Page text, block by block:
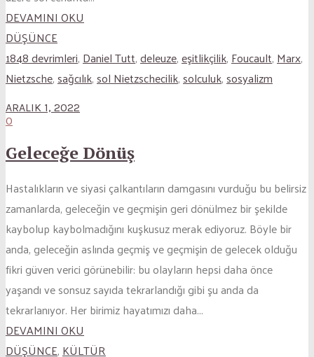
DEVAMINI OKU
DÜŞÜNCE
1848 devrimleri,Daniel Tutt,deleuze,eşitlikçilik,Foucault,Marx,
Nietzsche,sağcılık,sol Nietzschecilik,solculuk,sosyalizm
ARALIK 1, 2022
0
Geleceğe Dönüş
Hastalıkların ve siyasi çalkantıların damgasını vurduğu bu belirsiz
zamanlarda, geleceğin ve geçmişin geri dönülmez bir şekilde
kaybolup kaybolmadığını kuşkusuz merak ediyoruz. Böyle bir
anda, geleceğin aslında geçmiş ve geçmişin de gelecek olduğu
fikri güven verici görünebilir: bu olayların hepsi daha önce
yaşandı ve sonsuz sayıda tekrarlandığı gibi şu anda da
tekrarlanıyor. Her birimiz hayatımızı daha...
DEVAMINI OKU
DÜŞÜNCE, KÜLTÜR